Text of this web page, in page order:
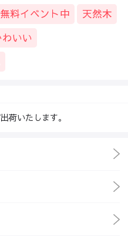
料イベント中
天然木
わいい
荷いたします。